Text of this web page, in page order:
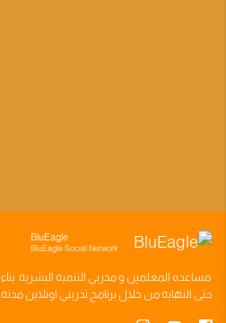
BluEagle
BluEagle Social Network
مساعده المعلمين ومدربي التنميه البشريه بناء
حتى النهايه من خلال برنامج تدريبي اونلاين مدته